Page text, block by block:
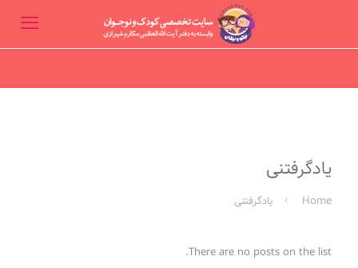
یادگرفتنی
Home یادگرفتنی
There are no posts on the list.